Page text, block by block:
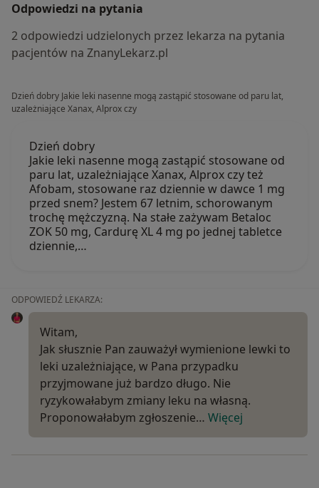
Odpowiedzi na pytania
2 odpowiedzi udzielonych przez lekarza na pytania
pacjentów na ZnanyLekarz.pl
Dzień dobry Jakie leki nasenne mogą zastąpić stosowane od paru lat,
uzależniające Xanax, Alprox czy
Dzień dobry
Jakie leki nasenne mogą zastąpić stosowane od
paru lat, uzależniające Xanax, Alprox czy też
Afobam, stosowane raz dziennie w dawce 1 mg
przed snem? Jestem 67 letnim, schorowanym
trochę mężczyzną. Na stałe zażywam Betaloc
ZOK 50 mg, Cardurę XL 4 mg po jednej tabletce
dziennie,…
ODPOWIEDŹ LEKARZA:
Witam,
Jak słusznie Pan zauważył wymienione lewki to
leki uzależniające, w Pana przypadku
przyjmowane już bardzo długo. Nie
ryzykowałabym zmiany leku na własną.
Proponowałabym zgłoszenie… Więcej